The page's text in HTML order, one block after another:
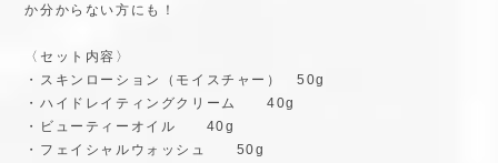
か分からない方にも！
〈セット内容〉
・スキンローション（モイスチャー） 50g
・ハイドレイティングクリーム 40g
・ビューティーオイル 40g
・フェイシャルウォッシュ 50g